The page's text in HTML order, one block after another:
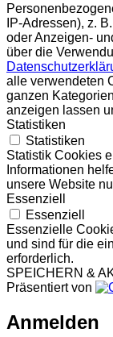
IP-Adressen), z.
oder Anzeigen-
über die
alle verwendeten
ganzen
anzeigen lassen
Statistiken
Statistiken
Statistik Cookies
Informationen
unsere Website
Essenziell
Essenziell
Essenzielle
und sind für die
erforderlich.
SPEICHERN &
Präsentiert von
Anmelden